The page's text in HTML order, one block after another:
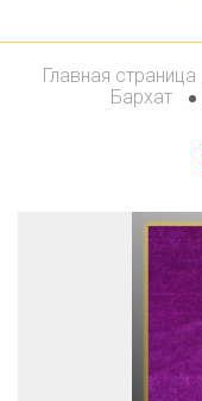
Главная страница
Бархат